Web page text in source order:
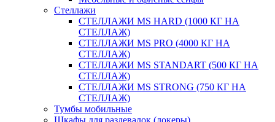
Стеллажи
СТЕЛЛАЖИ MS HARD (1000 КГ НА
СТЕЛЛАЖ)
СТЕЛЛАЖИ MS PRO (4000 КГ НА
СТЕЛЛАЖ)
СТЕЛЛАЖИ MS STANDART (500 КГ НА
СТЕЛЛАЖ)
СТЕЛЛАЖИ MS STRONG (750 КГ НА
СТЕЛЛАЖ)
Тумбы мобильные